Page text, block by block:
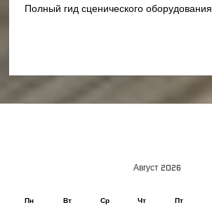
Полный гид сценического оборудования
Август 2026
Пн Вт Ср Чт Пт